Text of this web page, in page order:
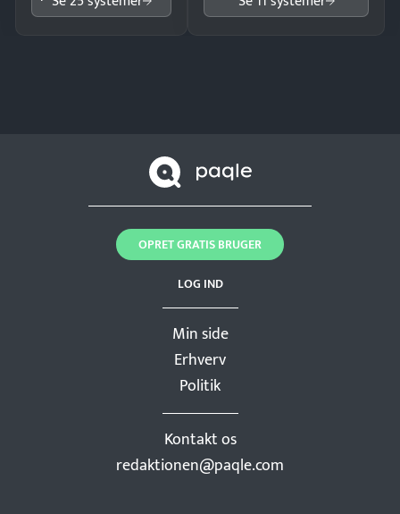
Min side
Erhverv
Politik
Kontakt os
redaktionen@paqle.com
LOG IND
OPRET GRATIS BRUGER